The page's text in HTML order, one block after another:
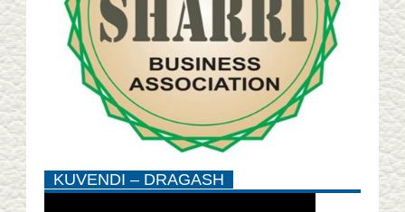
KUVENDI – DRAGASH